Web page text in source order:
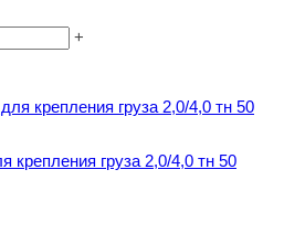
+
крепления груза 2,0/4,0 тн 50 мм
крепления груза 2,0/4,0 тн 50